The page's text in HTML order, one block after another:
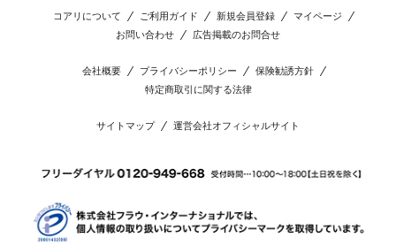
コアリについて ご利用ガイド 新規会員登録
マイページ
お問い合わせ
広告掲載のお問合せ
会社概要 プライバシーポリシー
保険勧誘方針
特定商取引に関する法律
サイトマップ 運営会社オフィシャルサイト